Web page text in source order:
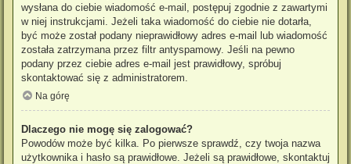
wysłana do ciebie wiadomość e-mail, postępuj zgodnie z zawartymi
w niej instrukcjami. Jeżeli taka wiadomość do ciebie nie dotarła,
być może został podany nieprawidłowy adres e-mail lub wiadomość
została zatrzymana przez filtr antyspamowy. Jeśli na pewno
podany przez ciebie adres e-mail jest prawidłowy, spróbuj
skontaktować się z administratorem.
Na górę
Dlaczego nie mogę się zalogować?
Powodów może być kilka. Po pierwsze sprawdź, czy twoja nazwa
użytkownika i hasło są prawidłowe. Jeżeli są prawidłowe, skontaktuj